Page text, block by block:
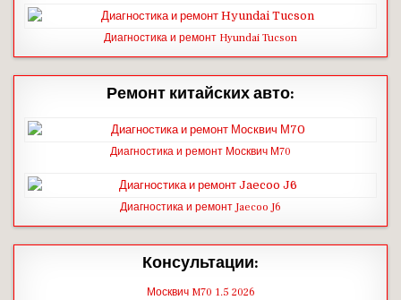
Диагностика и ремонт Hyundai Tucson
Ремонт китайских авто:
Диагностика и ремонт Москвич М70
Диагностика и ремонт Jaecoo J6
Консультации:
Москвич M70 1.5 2026